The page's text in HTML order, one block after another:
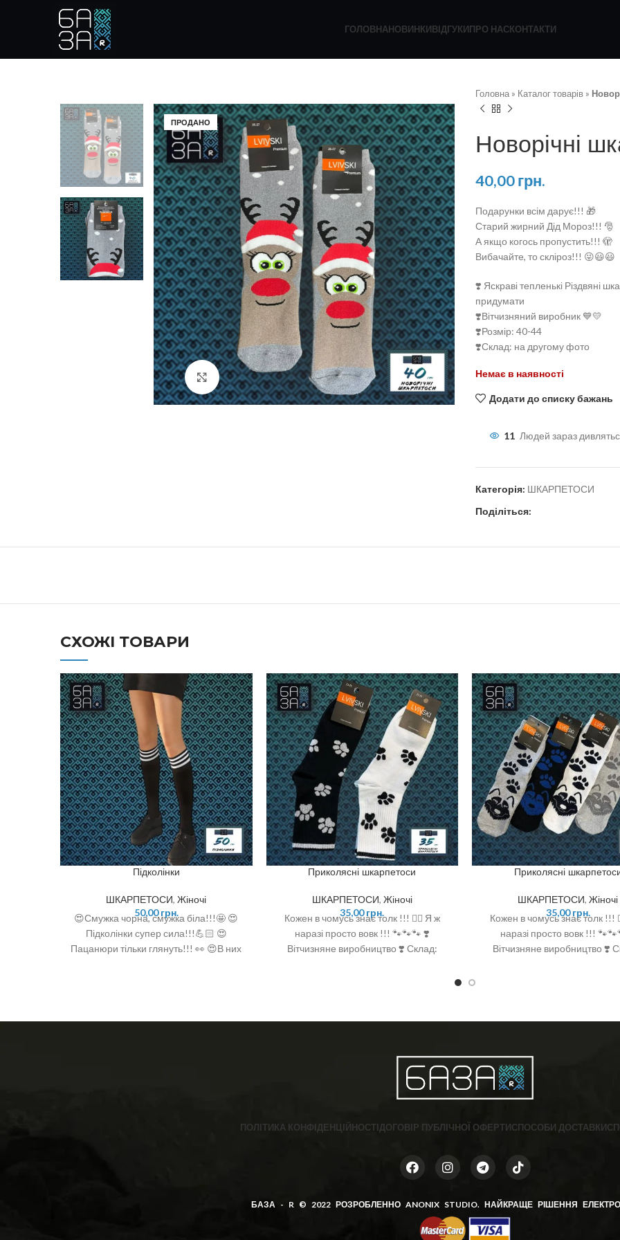
ГОЛОВНАНОВИНКИВІДГУКИПРО НАСКОНТАКТИ
ПРОДАНО
Натисніть, щоб збільшити
Головна » Каталог товарів »
Новорічні
40,00грн.
Подарунки всім дарує!!! 🎁
Старий жирний Дід Мороз!!! 🎅
А якщо когось пропустить!!! 🫣
Вибачайте, то скліроз!!! 😜😃😃
❣️ Яскраві тепленькі Різдвяні
придумати
❣️Вітчизняний виробник 💙💛
❣️Розмір: 40-44
❣️Склад: на другому фото
Немає в наявності
Додати до списку бажань
11 Людей зараз
Категорія: ШКАРПЕТОСИ
Поділіться:
СХОЖІ ТОВАРИ
Підколінки
ШКАРПЕТОСИ,Жіночі
50,00грн.
😍Смужка чорна, смужка біла!!!🤩 😍
Підколінки супер сила!!!💪🏻 😍
Пацанюри тільки глянуть!!! 👀 😍В них
Приколясні шкарпетоси
ШКАРПЕТОСИ, Жіночі
35,00грн.
Кожен в чомусь знає толк !!! ☝🏻 Я ж
наразі просто вовк !!! 🐾🐾🐾 ❣️
Вітчизняне виробництво ❣️ Склад:
Приколясні
ШКАРПЕТОСИ,Жіночі
35,00грн.
Кожен в чомусь знає толк !!!
наразі просто вовк !!!
Вітчизняне виробництво ❣️
ПОЛІТИКА КОНФІДЕНЦІЙНОСТІДОГОВІР ПУБЛІЧНОЇ ОФЕРТИСПОСОБИ ДОСТАВКИ
БАЗА - R © 2022 РОЗРОБЛЕННО ANONIX STUDIO. НАЙКРАЩЕ РІШЕННЯ